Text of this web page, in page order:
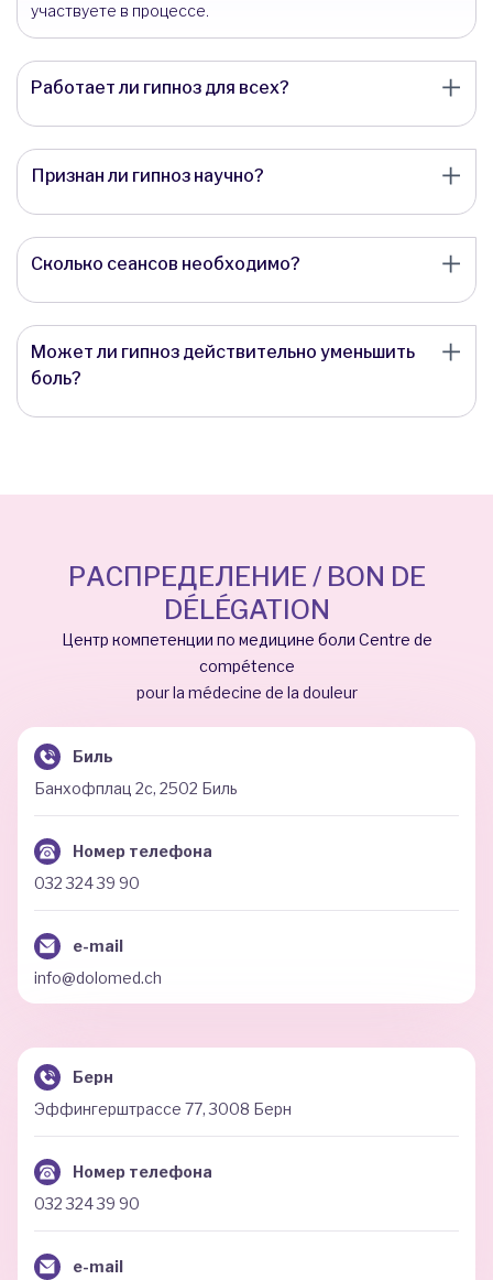
участвуете в процессе.
Работает ли гипноз для всех?
Признан ли гипноз научно?
Сколько сеансов необходимо?
Может ли гипноз действительно уменьшить
боль?
РАСПРЕДЕЛЕНИЕ / BON DE
DÉLÉGATION
Центр компетенции по медицине боли Centre de
compétence
pour la médecine de la douleur
Биль
Банхофплац 2c, 2502 Биль
Номер телефона
032 324 39 90
e-mail
info@dolomed.ch
Берн
Эффингерштрассе 77, 3008 Берн
Номер телефона
032 324 39 90
e-mail